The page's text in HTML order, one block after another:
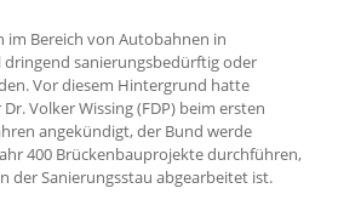
im Bereich von Autobahnen in
sanierungsbedürftig oder
Vor diesem Hintergrund hatte
Volker Wissing (FDP) beim ersten
angekündigt, der Bund werde
400 Brückenbauprojekte durchführen,
der Sanierungsstau abgearbeitet ist.